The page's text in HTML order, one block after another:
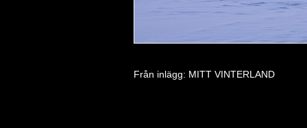
Från inlägg: MITT VINTERLAND